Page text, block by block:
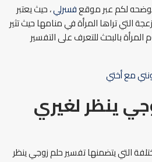
لكم عبر موقعفسرلي، حيث يعتبر
التي تراها المرأة في منامها حيث تثير
المرأة بالبحث للتعرف على التفسير
مع أختي
ينظر لغيري
التي يتضمنها تفسير حلم زوجي ينظر